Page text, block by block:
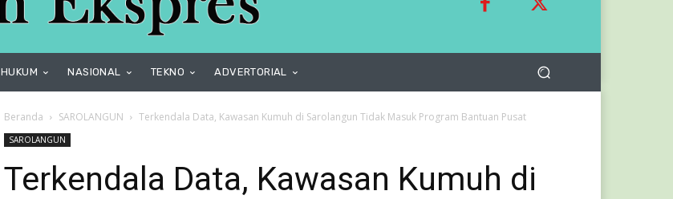
HUKUM NASIONAL TEKNO ADVERTORIAL
Beranda SAROLANGUN Terkendala Data, Kawasan Kumuh di Sarolangun Tidak Masuk Program Bantuan Pusat
SAROLANGUN
Terkendala Data, Kawasan Kumuh di